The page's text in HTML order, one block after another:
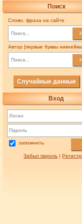
Поиск
Слово, фраза на сайте
Автор [первые буквы
Случайные данные
Вход
запомнить
Забыл пароль |